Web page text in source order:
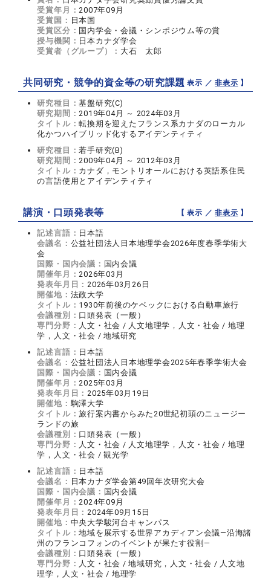
受賞年月：2007年09月
受賞国： 日本国
受賞区分： 国内学会・会議・シンポジウム等の賞
授与機関： 日本カナダ学会
受賞者（グループ）： 大石 太郎
共同研究・競争的資金等の研究課題【 表示 ／非表示 】
研究種目：基盤研究(C)
研究期間：2019年04月 ～ 2024年03月
タイトル：転換期を迎えたフランス系カナダのローカル
化かつハイブリッド化するアイデンティティ
研究種目：若手研究(B)
研究期間：2009年04月 ～ 2012年03月
タイトル： カナダ，モントリオールにおける英語系住民
の言語使用とアイデンティティ
講演・口頭発表等 【 表示 ／非表示 】
記述言語： 日本語
会議名： 公益社団法人日本地理学会2026年度春季学術大
会
国際・国内会議： 国内会議
開催年月：2026年03月
発表年月日：2026年03月26日
開催地： 法政大学
タイトル： 1930年前後のケベックにおける自動車旅行
会議種別： 口頭発表（一般）
専門分野： 人文・社会 / 人文地理学，人文・社会 / 地理
学，人文・社会 / 地域研究
記述言語： 日本語
会議名： 公益社団法人日本地理学会2025年春季学術大会
国際・国内会議： 国内会議
開催年月：2025年03月
発表年月日：2025年03月19日
開催地：駒澤大学
タイトル：旅行案内書からみた20世紀初頭のニュージー
ランドの旅
会議種別： 口頭発表（一般）
専門分野： 人文・社会 / 人文地理学，人文・社会 / 地理
学，人文・社会 / 観光学
記述言語： 日本語
会議名： 日本カナダ学会第49回年次研究大会
国際・国内会議： 国内会議
開催年月：2024年09月
発表年月日：2024年09月15日
開催地： 中央大学駿河台キャンパス
タイトル：地域を展示する世界アカディアン会議―沿海諸
州のフランコフォンのイベントが果たす役割―
会議種別： 口頭発表（一般）
専門分野： 人文・社会 / 地域研究，人文・社会 / 人文地
理学，人文・社会 / 地理学